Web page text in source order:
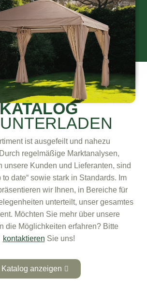
anzeigen
ist ausgefeilt und nahezu
regelmäßige Marktanalysen,
unsere Kunden und Lieferanten, sind
to date“ sowie stark in Standards. Im
wir Ihnen, in Bereiche für
unterteilt, unser gesamtes
Möchten Sie mehr über unsere
die Möglichkeiten erfahren? Bitte
kontaktieren Sie uns!
Katalog anzeigen